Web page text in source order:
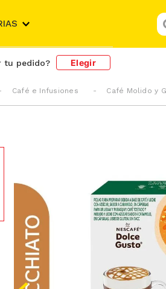
tu pedido? Elegir
Café e Infusiones Café Molido y